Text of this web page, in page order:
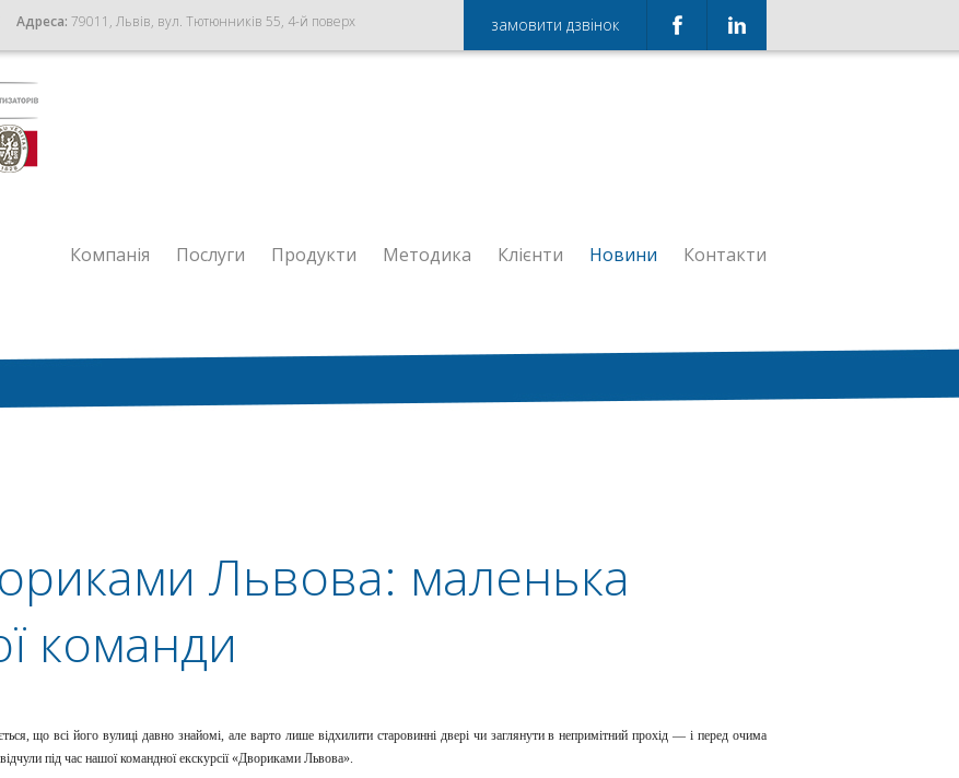
Адреса: 79011, Львів, вул. Тютюнників 55, 4-й поверх замовити дзвінок
Компанія Послуги Продукти Методика Клієнти Новини Контакти
Львова: маленька
команди
що всі його вулиці давно знайомі, але варто лише відхилити старовинні двері чи заглянути в непримітний прохід — і перед очима
під час нашоїкомандної екскурсії «Двориками Львова».